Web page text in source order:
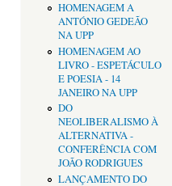
HOMENAGEM A
ANTÓNIO GEDEÃO
NA UPP
HOMENAGEM AO
LIVRO - ESPETÁCULO
E POESIA - 14
JANEIRO NA UPP
DO
NEOLIBERALISMO À
ALTERNATIVA -
CONFERÊNCIA COM
JOÃO RODRIGUES
LANÇAMENTO DO